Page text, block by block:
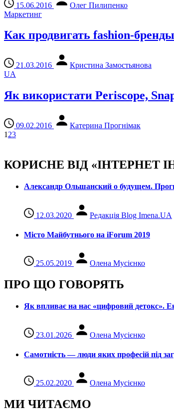
15.06.2016
Олег Пилипенко
Маркетинг
Как продвигать fashion-
21.03.2016
Кристина Замостьянова
UA
Як використати Periscope,
09.02.2016
Катерина Прогнімак
1 23
КОРИСНЕ ВІД «ІНТЕРНЕТ
Александр Ольшанский о будущем.
12.03.2020 Редакція Blog Imena.UA
Місто Майбутнього на iForum 2019
25.05.2019 Олена Мусієнко
ПРО ЩО ГОВОРЯТЬ
Як впливає на нас «цифровий детокс».
23.01.2026 Олена Мусієнко
Самотність — люди яких професій під
25.02.2020 Олена Мусієнко
МИ ЧИТАЄМО